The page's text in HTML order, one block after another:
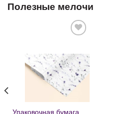
Полезные мелочи
желаний
Упаковочная бумага